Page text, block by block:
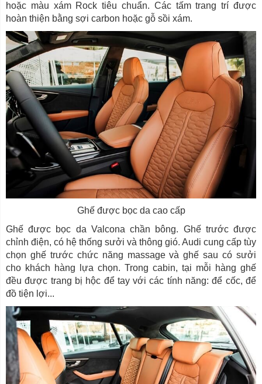
hoặc màu xám Rock tiêu chuẩn. Các tấm trang trí được
hoàn thiện bằng sợi carbon hoặc gỗ sồi xám.
Ghế được bọc da cao cấp
Ghế được bọc da Valcona chần bông. Ghế trước được
chỉnh điện, có hệ thống sưởi và thông gió. Audi cung cấp tùy
chọn ghế trước chức năng massage và ghế sau có sưởi
cho khách hàng lựa chọn. Trong cabin, tại mỗi hàng ghế
đều được trang bị hộc để tay với các tính năng: để cốc, để
đồ tiện lợi...